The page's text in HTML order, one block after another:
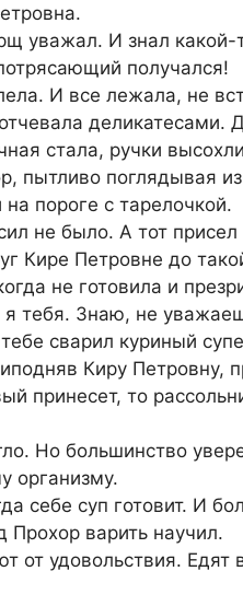
уважал. И знал какой-
получался!
И все лежала, не
деликатесами.
стала, ручки
пытливо поглядывая
пороге с тарелочкой.
не было. А тот
Кире Петровне до
не готовила и
тебя. Знаю, не
сварил куриный
Киру Петровну,
принесет, то
Но большинство
организму.
себе суп готовит. И
варить научил.
от удовольствия. Едят